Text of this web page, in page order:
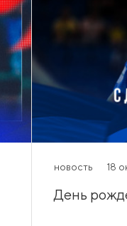
новость 18
День